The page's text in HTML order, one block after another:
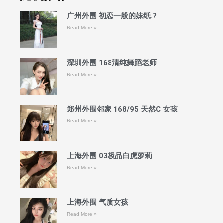
广州外围 初恋一般的妹纸.?
Read More »
深圳外围 168清纯舞蹈老师
Read More »
郑州外围邻家 168/95 天然C 女孩
Read More »
上海外围 03极品白虎萝莉
Read More »
上海外围 气质女孩
Read More »